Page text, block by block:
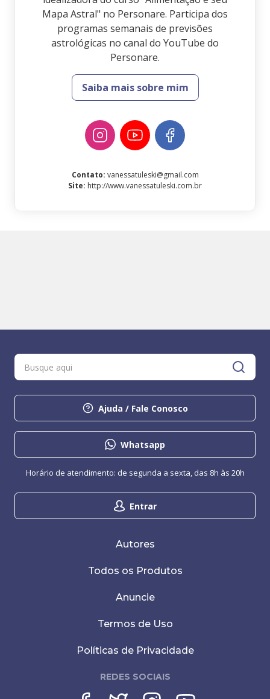
Mapa Astral" no Personare. Participa dos
programas semanais de previsões
astrológicas no canal do YouTube do
Personare.
Saiba mais sobre mim
Contato: vanessatuleski@gmail.com
Site: http://www.vanessatuleski.com.br
Ajuda / Fale Conosco
Whatsapp
Entrar
Horário de atendimento: de segunda a sexta, das 8h às 20h
Autores
Todos os Produtos
Anuncie
Termos de Uso
Políticas de Privacidade
REDES SOCIAIS